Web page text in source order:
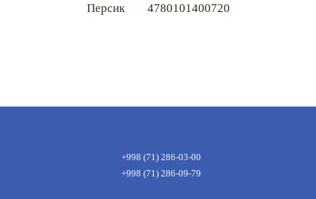
Персик 4780101400720
+998 (71) 286-03-00
+998 (71) 286-09-79